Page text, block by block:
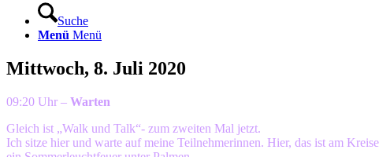
Suche
Menü Menü
Mittwoch, 8. Juli 2020
09:20 Uhr – Warten
Gleich ist „Walk und Talk“- zum zweiten Mal jetzt.
Ich sitze hier und warte auf meine Teilnehmerinnen. Hier, das ist am